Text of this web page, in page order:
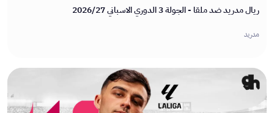
ريال مدريد ضد ملقا - الجولة 3 الدوري الاسباني 2026/27
مدريد